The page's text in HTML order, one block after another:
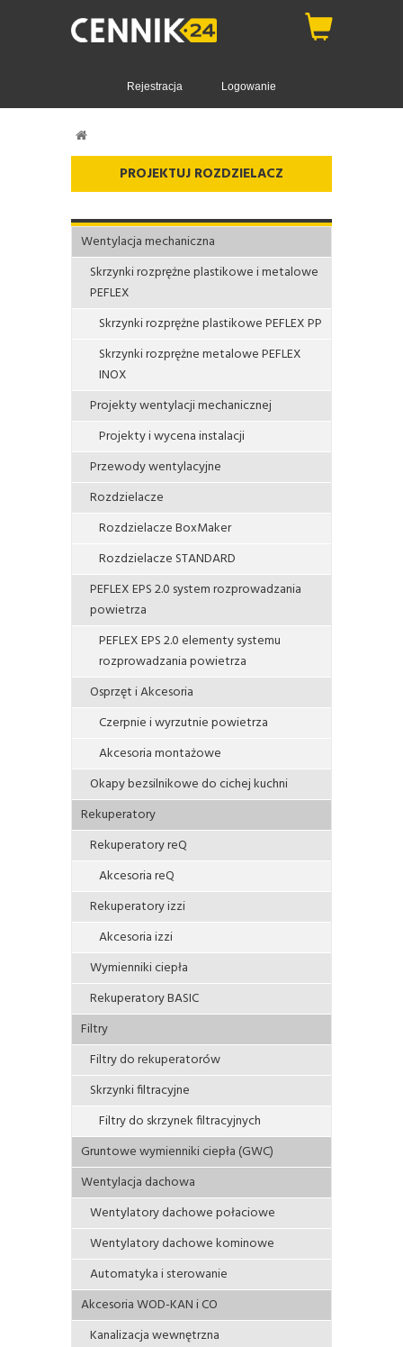
Rejestracja Logowanie
PROJEKTUJ ROZDZIELACZ
Wentylacja mechaniczna
Skrzynki rozprężne plastikowe i metalowe
PEFLEX
Skrzynki rozprężne plastikowe PEFLEX PP
Skrzynki rozprężne metalowe PEFLEX
INOX
Projekty wentylacji mechanicznej
Projekty i wycena instalacji
Przewody wentylacyjne
Rozdzielacze
Rozdzielacze BoxMaker
Rozdzielacze STANDARD
PEFLEX EPS 2.0 system rozprowadzania
powietrza
PEFLEX EPS 2.0 elementy systemu
rozprowadzania powietrza
Osprzęt i Akcesoria
Czerpnie i wyrzutnie powietrza
Akcesoria montażowe
Okapy bezsilnikowe do cichej kuchni
Rekuperatory
Rekuperatory reQ
Akcesoria reQ
Rekuperatory izzi
Akcesoria izzi
Wymienniki ciepła
Rekuperatory BASIC
Filtry
Filtry do rekuperatorów
Skrzynki filtracyjne
Filtry do skrzynek filtracyjnych
Gruntowe wymienniki ciepła (GWC)
Wentylacja dachowa
Wentylatory dachowe połaciowe
Wentylatory dachowe kominowe
Automatyka i sterowanie
Akcesoria WOD-KAN i CO
Kanalizacja wewnętrzna